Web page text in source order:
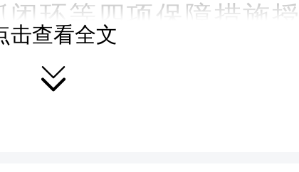
环等四项保障措施授
区“6村抱团共兴”等鲜
击查看全文
